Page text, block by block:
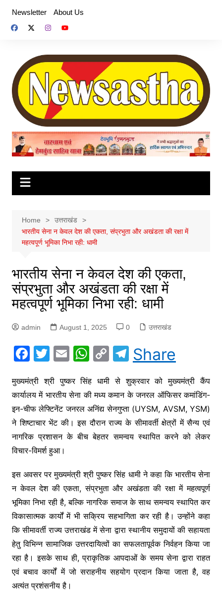
content
Newsletter About Us
Home
उत्तराखंड
भारतीय सेना न केवल देश की एकता, संप्रभुता और अखंडता की रक्षा में
महत्वपूर्ण भूमिका निभा रही: धामी
भारतीय सेना न केवल देश की एकता,
संप्रभुता और अखंडता की रक्षा में
महत्वपूर्ण भूमिका निभा रही: धामी
admin August 1, 2025 0 उत्तराखंड
F
c
e
b
o
o
T
itt
er
E
ai
l
W
at
s
A
p
C
p
y
Li
n
T
el
e
gr
a
m
Share
मुख्यमंत्री श्री पुष्कर सिंह धामी से शुक्रवार को मुख्यमंत्री कैंप
कार्यालय में भारतीय सेना की मध्य कमान के जनरल ऑफिसर कमांडिंग-
इन-चीफ लेफ्टिनेंट जनरल अनिंद्य सेनगुप्ता (UYSM, AVSM, YSM)
ने शिष्टाचार भेंट की। इस दौरान राज्य के सीमावर्ती क्षेत्रों में सैन्य एवं
नागरिक प्रशासन के बीच बेहतर समन्वय स्थापित करने को लेकर
विचार-विमर्श हुआ।
इस अवसर पर मुख्यमंत्री श्री पुष्कर सिंह धामी ने कहा कि भारतीय सेना
न केवल देश की एकता, संप्रभुता और अखंडता की रक्षा में महत्वपूर्ण
भूमिका निभा रही है, बल्कि नागरिक समाज के साथ समन्वय स्थापित कर
विकासात्मक कार्यों में भी सक्रिय सहभागिता कर रही है। उन्होंने कहा
कि सीमावर्ती राज्य उत्तराखंड में सेना द्वारा स्थानीय समुदायों की सहायता
हेतु विभिन्न सामाजिक उत्तरदायित्वों का सफलतापूर्वक निर्वहन किया जा
रहा है। इसके साथ ही, प्राकृतिक आपदाओं के समय सेना द्वारा राहत
एवं बचाव कार्यों में जो सराहनीय सहयोग प्रदान किया जाता है, वह
अत्यंत प्रशंसनीय है।